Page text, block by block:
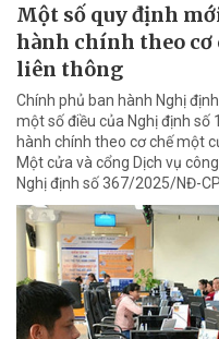
Một số quy định
hành chính theo cơ
liên thông
Chính phủ ban hành Nghị
một số điều của Nghị định
hành chính theo cơ chế một
Một cửa và cổng Dịch vụ
Nghị định số 367/2025/NĐ-CP.